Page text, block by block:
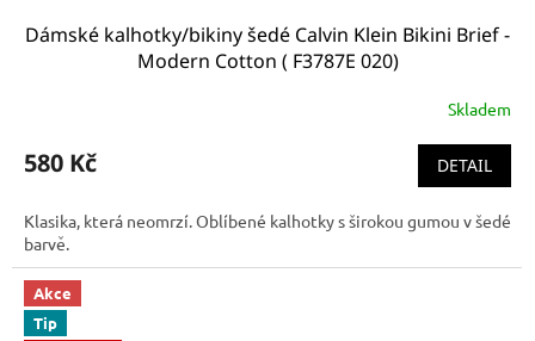
Dámské kalhotky/bikiny šedé Calvin Klein Bikini Brief -
Modern Cotton ( F3787E 020)
Skladem
580 Kč DETAIL
Klasika, která neomrzí. Oblíbené kalhotky s širokou gumou v šedé
barvě.
Akce
Tip